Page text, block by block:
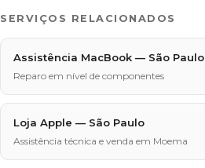
SERVIÇOS RELACIONADOS
Assistência MacBook — São Paulo
Reparo em nível de componentes
Loja Apple — São Paulo
Assistência técnica e venda em Moema